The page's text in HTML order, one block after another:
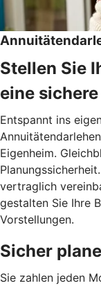
Stellen Sie
eine
Entspannt ins
Eigenheim.
vertraglich
gestalten Sie Ihre
Vorstellungen.
Sicher
Sie zahlen jeden